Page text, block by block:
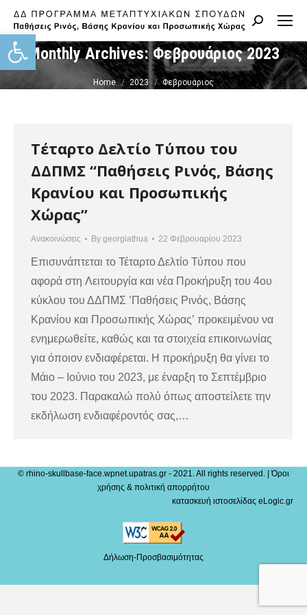
Ανοίξτε τη γραμμή εργαλείων
Search:
Monthly Archives:Φεβρουάριος 2023
You are here:
Home 2023 Φεβρουάριος
Τέταρτο Δελτίο Τύπου του
ΔΔΠΜΣ “Παθήσεις Ρινός, Βάσης
Κρανίου και Προσωπικής
Χώρας”
Ανακοινώσεις By georgiathua 22 Φεβρουαρίου 2023
Επισυνάπτεται το Τέταρτο Δελτίο Τύπου που
αφορά στη Λειτουργία και νέα Προκήρυξη του 4ου
κύκλου του ΔΔΠΜΣ ’Παθήσεις Ρινός, Βάσης
Κρανίου και Προσωπικής Χώρας’ προκειμένου να
ενημερωθείτε, καθώς και τα στοιχεία επικοινωνίας
για όποιον ενδιαφέρεται. Η προκήρυξη θα γίνει το
Μάιο – Ιούνιο του 2023, με έναρξη το Σεπτέμβριο
του 2023. Παρακαλώ πολύ όπως αποστείλετε την
εκδήλωση ενδιαφέροντός σας,…
© rhino-skullbase-face.wpnet.upatras.gr - 2021. All rights reserved. |Όροι
χρήσης & πολιτική απορρήτου
κατασκευή ιστοσελίδας eLogic.gr
Δήλωση-Προσβασιμότητας